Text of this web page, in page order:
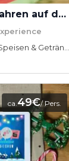
Supersportwagen fahren auf der Monza-Strecke
ca.49€/ Pers.